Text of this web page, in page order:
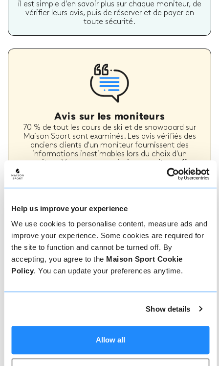
Help us improve your experience
We use cookies to personalise content, measure ads and
improve your experience. Some cookies are required for
the site to function and cannot be turned off. By
accepting, you agree to the Maison Sport Cookie
Policy. You can update your preferences anytime.
Show details
Allow all
il est simple d'en savoir plus sur chaque moniteur, de
vérifier leurs avis, puis de réserver et de payer en
toute sécurité.
Avis sur les moniteurs
70 % de tout les cours de ski et de snowboard sur
Maison Sport sont examinés. Les avis vérifiés des
anciens clients d'un moniteur fournissent des
informations inestimables lors du choix d'un
moniteur. Vous pouvez voir si un moniteur offre
régulièrement un service de haute qualité et les
types de cours de ski ou de snowboard qu'il a
précédemment dispensés.
Comment réserver
Réserver avec nous ne pourrait pas être plus
simple, notre équipe amicale et experte est
toujours prête à vous aider - réservez
si vous avez besoin d'aide.